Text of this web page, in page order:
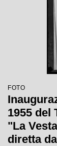
FOTO
1955 del
"La
diretta